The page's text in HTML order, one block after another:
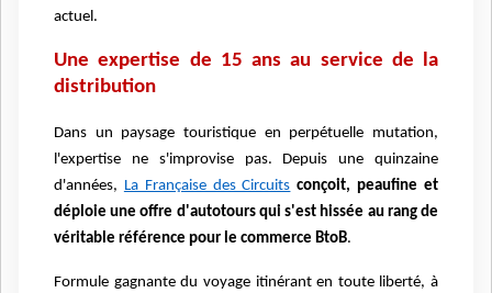
actuel.
Une expertise de 15 ans au service de la
distribution
Dans un paysage touristique en perpétuelle mutation,
l'expertise ne s'improvise pas. Depuis une quinzaine
d'années, La Française des Circuits conçoit, peaufine et
déploie une offre d'autotours qui s'est hissée au rang de
véritable référence pour le commerce BtoB.
Formule gagnante du voyage itinérant en toute liberté, à